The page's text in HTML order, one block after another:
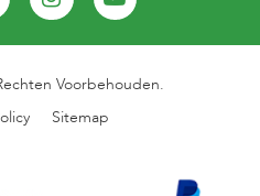
Voorbehouden.
Sitemap